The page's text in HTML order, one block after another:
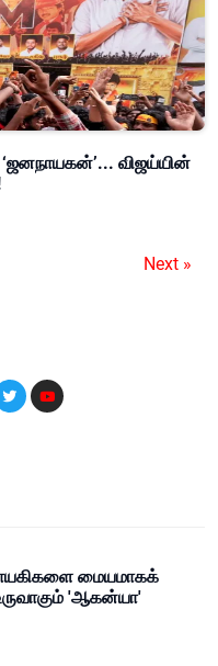
விஜய்யின்
Next »
மையமாகக்
'ஆகன்யா'